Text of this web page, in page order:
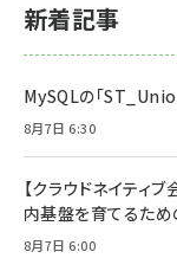
新着記事
MySQLの「
8月7日 6:30
【クラウドネイティ
内基盤を育てるため
8月7日 6:00